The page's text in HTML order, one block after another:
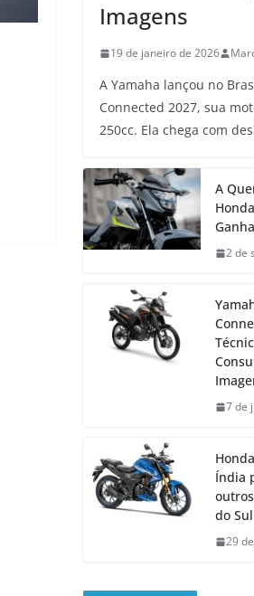
Imagens
19 de janeiro de 2026
A Yamaha lançou no
Connected 2027, sua
250cc. Ela chega com
A
2 de
7 de
Índia
do Sul
29